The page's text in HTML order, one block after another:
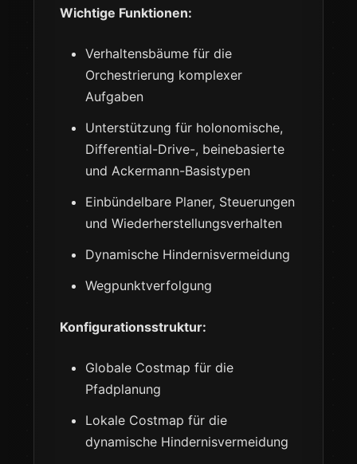
Wichtige Funktionen:
Verhaltensbäume für die
Orchestrierung komplexer
Aufgaben
Unterstützung für holonomische,
Differential-Drive-, beinebasierte
und Ackermann-Basistypen
Einbündelbare Planer, Steuerungen
und Wiederherstellungsverhalten
Dynamische Hindernisvermeidung
Wegpunktverfolgung
Konfigurationsstruktur:
Globale Costmap für die
Pfadplanung
Lokale Costmap für die
dynamische Hindernisvermeidung